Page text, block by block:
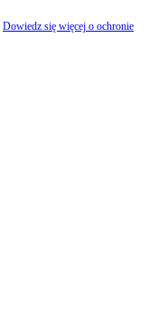
Dowiedz się więcej o ochronie